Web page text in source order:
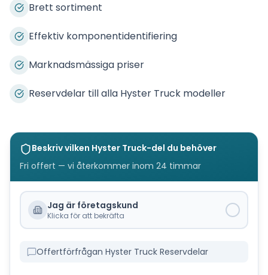
Brett sortiment
Effektiv komponentidentifiering
Marknadsmässiga priser
Reservdelar till alla Hyster Truck modeller
Beskriv vilken Hyster Truck-del du behöver
Fri offert — vi återkommer inom 24 timmar
Jag är företagskund
Klicka för att bekräfta
Offertförfrågan Hyster Truck Reservdelar